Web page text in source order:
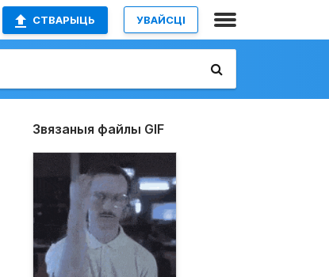
СТВАРЫЦЬ УВАЙСЦІ
Звязаныя файлы GIF